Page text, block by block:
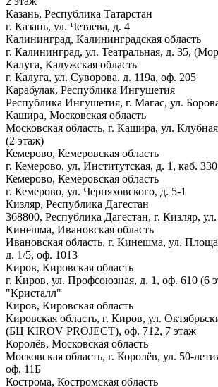
Казань, Республика Татарстан
г. Казань, ул. Четаева, д. 4
Калининград, Калининградская область
г. Калининград, ул. Театральная, д. 35,
Калуга, Калужская область
г. Калуга, ул. Суворова, д. 119а, оф. 205
Карабулак, Республика Ингушетия
Республика Ингушетия, г. Магас, ул.
Кашира, Московская область
Московская область, г. Кашира, ул.
(2 этаж)
Кемерово, Кемеровская область
г. Кемерово, ул. Институтская, д. 1, каб. 330
Кемерово, Кемеровская область
г. Кемерово, ул. Черняховского, д. 5-1
Кизляр, Республика Дагестан
368800, Республика Дагестан, г. Кизляр,
Кинешма, Ивановская область
Ивановская область, г. Кинешма, ул.
д. 1/5, оф. 1013
Киров, Кировская область
г. Киров, ул. Профсоюзная, д. 1, оф. 610 (6
"Кристалл"
Киров, Кировская область
Кировская область, г. Киров, ул.
(БЦ KIROV PROJECT), оф. 712, 7 этаж
Королёв, Московская область
Московская область, г. Королёв, ул. 50-
оф. 11Б
Кострома, Костромская область